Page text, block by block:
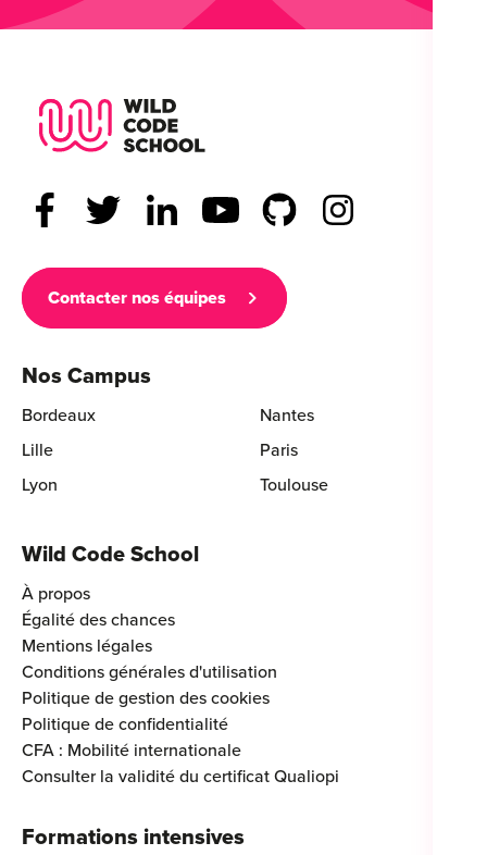
Contacter nos équipes
Nos Campus
Bordeaux
Lille
Lyon
Nantes
Paris
Toulouse
Wild Code School
À propos
Égalité des chances
Mentions légales
Conditions générales d'utilisation
Politique de gestion des cookies
Politique de confidentialité
CFA : Mobilité internationale
Consulter la validité du certificat Qualiopi
Formations intensives